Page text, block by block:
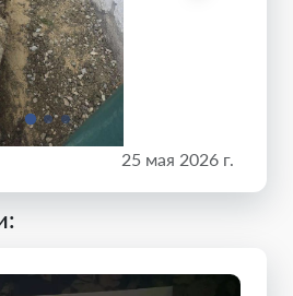
25 мая 2026 г.